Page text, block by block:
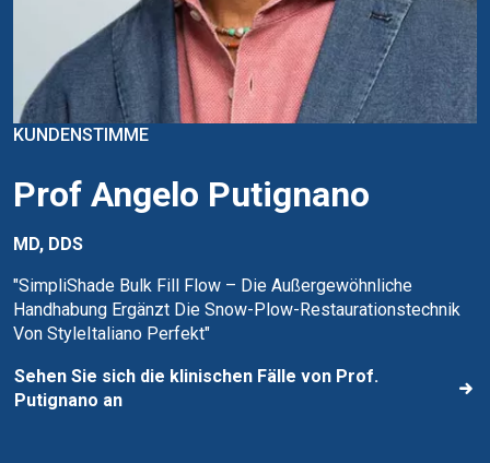
KUNDENSTIMME
Prof Angelo Putignano
MD, DDS
"SimpliShade Bulk Fill Flow – Die Außergewöhnliche
Handhabung Ergänzt Die Snow-Plow-Restaurationstechnik
Von StyleItaliano Perfekt"
Sehen Sie sich die klinischen Fälle von Prof.
Putignano an